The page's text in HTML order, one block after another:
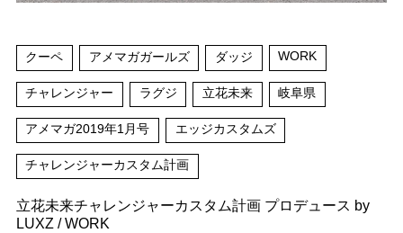
クーペ アメマガガールズ ダッジ WORK
チャレンジャー ラグジ 立花未来 岐阜県
アメマガ2019年1月号 エッジカスタムズ
チャレンジャーカスタム計画
立花未来チャレンジャーカスタム計画 プロデュース by
LUXZ / WORK